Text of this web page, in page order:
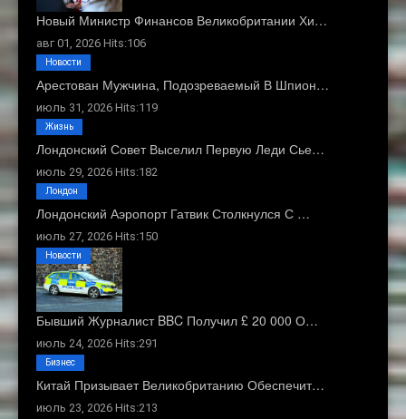
Новый Министр Финансов Великобритании Хи…
авг 01, 2026 Hits:106
Арестован Мужчина, Подозреваемый В Шпион…
июль 31, 2026 Hits:119
Новости
Лондонский Совет Выселил Первую Леди Сье…
июль 29, 2026 Hits:182
Жизнь
Лондонский Аэропорт Гатвик Столкнулся С …
июль 27, 2026 Hits:150
Лондон
Бывший Журналист BBC Получил £ 20 000 О…
июль 24, 2026 Hits:291
Новости
Китай Призывает Великобританию Обеспечит…
июль 23, 2026 Hits:213
Бизнес